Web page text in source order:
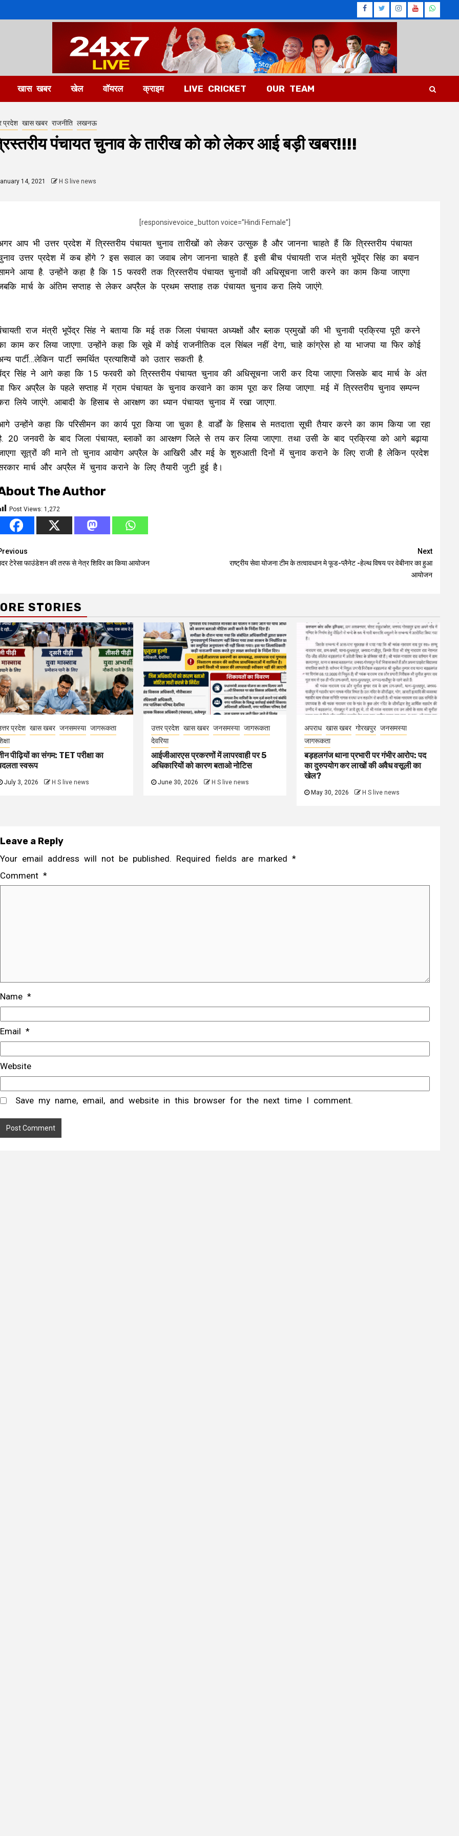
Facebook
Twitter
Instagram
खास खबर खेल वॉयरल क्राइम LIVE CRICKET OUR TEAM
प्रदेश खास खबर राजनीति लखनऊ
पंचायत चुनाव के तारीख को को लेकर आई बड़ी खबर!!!!
14, 2021 H S live news
[responsivevoice_button voice=”Hindi Female”]
आप भी उत्तर प्रदेश में त्रिस्तरीय पंचायत चुनाव तारीखों को लेकर उत्सुक है और जानना चाहते हैं कि त्रिस्तरीय पंचायत
उत्तर प्रदेश में कब होंगे ? इस सवाल का जवाब लोग जानना चाहते हैं. इसी बीच पंचायती राज मंत्री भूपेंद्र सिंह का बयान
आया है. उन्होंने कहा है कि 15 फरवरी तक त्रिस्तरीय पंचायत चुनावों की अधिसूचना जारी करने का काम किया जाएगा
मार्च के अंतिम सप्ताह से लेकर अप्रैल के प्रथम सप्ताह तक पंचायत चुनाव करा लिये जाएंगे.
राज मंत्री भूपेंद्र सिंह ने बताया कि मई तक जिला पंचायत अध्यक्षों और ब्लाक प्रमुखों की भी चुनावी प्रक्रिया पूरी करने
काम कर लिया जाएगा. उन्होंने कहा कि सूबे में कोई राजनीतिक दल सिंबल नहीं देगा, चाहे कांग्रेस हो या भाजपा या फिर कोई
पार्टी…लेकिन पार्टी समर्थित प्रत्याशियों को उतार सकती है.
सिंह ने आगे कहा कि 15 फरवरी को त्रिस्तरीय पंचायत चुनाव की अधिसूचना जारी कर दिया जाएगा जिसके बाद मार्च के अंत
फिर अप्रैल के पहले सप्ताह में ग्राम पंचायत के चुनाव करवाने का काम पूरा कर लिया जाएगा. मई में त्रिस्तरीय चुनाव सम्पन्न
लिये जाएंगे. आबादी के हिसाब से आरक्षण का ध्‍यान पंचायत चुनाव में रखा जाएगा.
उन्होंने कहा कि परिसीमन का कार्य पूरा किया जा चुका है. वार्डों के हिसाब से मतदाता सूची तैयार करने का काम किया जा रहा
20 जनवरी के बाद जिला पंचायत, ब्लाकों का आरक्षण जिले से तय कर लिया जाएगा. तथा उसी के बाद प्रक्रिया को आगे बढ़ाया
सूत्रों की माने तो चुनाव आयोग अप्रैल के आखिरी और मई के शुरुआती दिनों में चुनाव कराने के लिए राजी है लेकिन प्रदेश
मार्च और अप्रैल में चुनाव कराने के लिए तैयारी जुटी हुई है।
The Author
Post Views: 1,272
टेरेसा फाउंडेशन की तरफ से नेत्र शिविर का किया आयोजन
Next
राष्ट्रीय सेवा योजना टीम के तत्वावधान मे फूड-प्लैनेट -हेल्थ विषय पर वेबीनार का हुआ
आयोजन
STORIES
प्रदेश खास खबर जनसमस्या जागरूकता
पीढ़ियों का संगम: TET परीक्षा का
स्वरूप
July 3, 2026 H S live news
उत्तर प्रदेश खास खबर जनसमस्या जागरूकता
देवरिया
आईजीआरएस प्रकरणों में लापरवाही पर 5
अधिकारियों को कारण बताओ नोटिस
June 30, 2026 H S live news
अपराध खास खबर गोरखपुर जनसमस्या
जागरूकता
बड़हलगंज थाना प्रभारी पर गंभीर आरोप: पद
का दुरुपयोग कर लाखों की अवैध वसूली का
खेल?
May 30, 2026 H S live news
Leave a Reply
Your email address will not be published. Required fields are marked *
Comment *
Name *
Email *
Website
Save my name, email, and website in this browser for the next time I comment.